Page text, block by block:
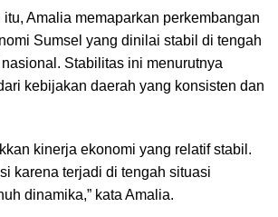
itu, Amalia memaparkan perkembangan
Sumsel yang dinilai stabil di tengah
Stabilitas ini menurutnya
kebijakan daerah yang konsisten dan
kinerja ekonomi yang relatif stabil.
karena terjadi di tengah situasi
dinamika,” kata Amalia.